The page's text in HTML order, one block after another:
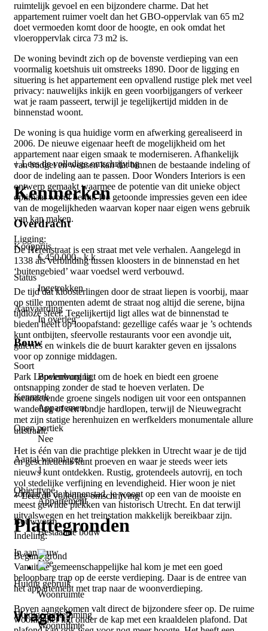
ruimtelijk gevoel en een bijzondere charme. Dat het
appartement ruimer voelt dan het GBO-oppervlak van 65 m2
doet vermoeden komt door de hoogte, en ook omdat het
vloeroppervlak circa 73 m2 is.
De woning bevindt zich op de bovenste verdieping van een
voormalig koetshuis uit omstreeks 1890. Door de ligging en
situering is het appartement een opvallend rustige plek met veel
privacy: nauwelijks inkijk en geen voorbijgangers of verkeer
wat je raam passeert, terwijl je tegelijkertijd midden in de
binnenstad woont.
De woning is qua huidige vorm en afwerking gerealiseerd in
2006. De nieuwe eigenaar heeft de mogelijkheid om het
appartement naar eigen smaak te moderniseren. Afhankelijk
van budget en wensen kan dat binnen de bestaande indeling of
door de indeling aan te passen. Door Wonders Interiors is een
ontwerp gemaakt waarmee de potentie van dit unieke object
optimaal wordt benut. De getoonde impressies geven een idee
van de mogelijkheden waarvan koper naar eigen wens gebruik
van kan maken.
Ligging:
De Herenstraat is een straat met vele verhalen. Aangelegd in
1338 als verbinding tussen kloosters in de binnenstad en het
‘buitengebied’ waar voedsel werd verbouwd.
De tijd dat kloosterlingen door de straat liepen is voorbij, maar
op stille momenten ademt de straat nog altijd die serene, bijna
tijdloze sfeer. Tegelijkertijd ligt alles wat de binnenstad te
bieden heeft op loopafstand: gezellige cafés waar je ’s ochtends
kunt ontbijten, sfeervolle restaurants voor een avondje uit,
galeries en winkels die de buurt karakter geven en ijssalons
voor op zonnige middagen.
Park Lepelenburg ligt om de hoek en biedt een groene
ontsnapping zonder de stad te hoeven verlaten. De
meanderende groene singels nodigen uit voor een ontspannen
wandeling of een rondje hardlopen, terwijl de Nieuwegracht
met zijn statige herenhuizen en werfkelders monumentale allure
uitstraalt.
Het is één van die prachtige plekken in Utrecht waar je de tijd
en geschiedenis kunt proeven en waar je steeds weer iets
nieuws kunt ontdekken. Rustig, grotendeels autovrij, en toch
vol stedelijke verfijning en levendigheid. Hier woon je niet
zómaar in de binnenstad, je woont op een van de mooiste en
meest gewilde plekken van historisch Utrecht. En dat terwijl
uitvalswegen en het treinstation makkelijk bereikbaar zijn.
Indeling:
Begane grond
Vanuit de gemeenschappelijke hal kom je met een goed
beloopbare trap op de eerste verdieping. Daar is de entree van
het appartement met trap naar de woonverdieping.
Boven aangekomen valt direct de bijzondere sfeer op. De ruime
woonkamer ligt onder de kap met een kraaldelen plafond. Dat
+ Lees de volledige omschrijving
Kenmerken
Overdracht
Koopprijs
€ 450.000,- k.k.
Status
Ingetrokken
Aanvaarding
In overleg
Bouw
Soort
Bovenwoning
Kenmerk
Appartement
Open portiek
Nee
Aantal woonlagen
1
Objecttype
Appartement
Bouwvorm
Bestaande bouw
In aanbouw
Nee
Huidig gebruik
Woonruimte
Huidige bestemming
Woonruimte
+ Lees de volledige omschrijving
Plattegronden
Vragen?